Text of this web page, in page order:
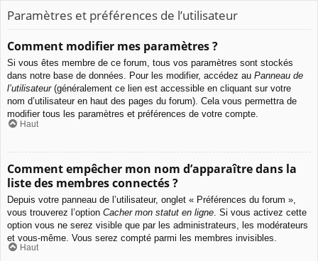
Paramètres et préférences de l’utilisateur
Comment modifier mes paramètres ?
Si vous êtes membre de ce forum, tous vos paramètres sont stockés
dans notre base de données. Pour les modifier, accédez au Panneau de
l’utilisateur(généralement ce lien est accessible en cliquant sur votre
nom d’utilisateur en haut des pages du forum). Cela vous permettra de
modifier tous les paramètres et préférences de votre compte.
Haut
Comment empêcher mon nom d’apparaître dans la
liste des membres connectés ?
Depuis votre panneau de l’utilisateur, onglet « Préférences du forum »,
vous trouverez l’option Cacher mon statut en ligne . Si vous activez cette
option vous ne serez visible que par les administrateurs, les modérateurs
et vous-même. Vous serez compté parmi les membres invisibles.
Haut